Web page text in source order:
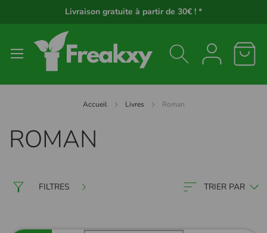
Livraison gratuite à partir de 30€ ! *
Accueil Livres Roman
ROMAN
FILTRES TRIER PAR
Panneau de gestion des cookies